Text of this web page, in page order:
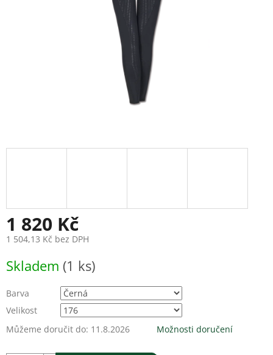
1 820 Kč
1 504,13 Kč bez DPH
cena:
Skladem (1 ks)
Barva
Velikost
Můžeme doručit do: 11.8.2026 Možnosti doručení